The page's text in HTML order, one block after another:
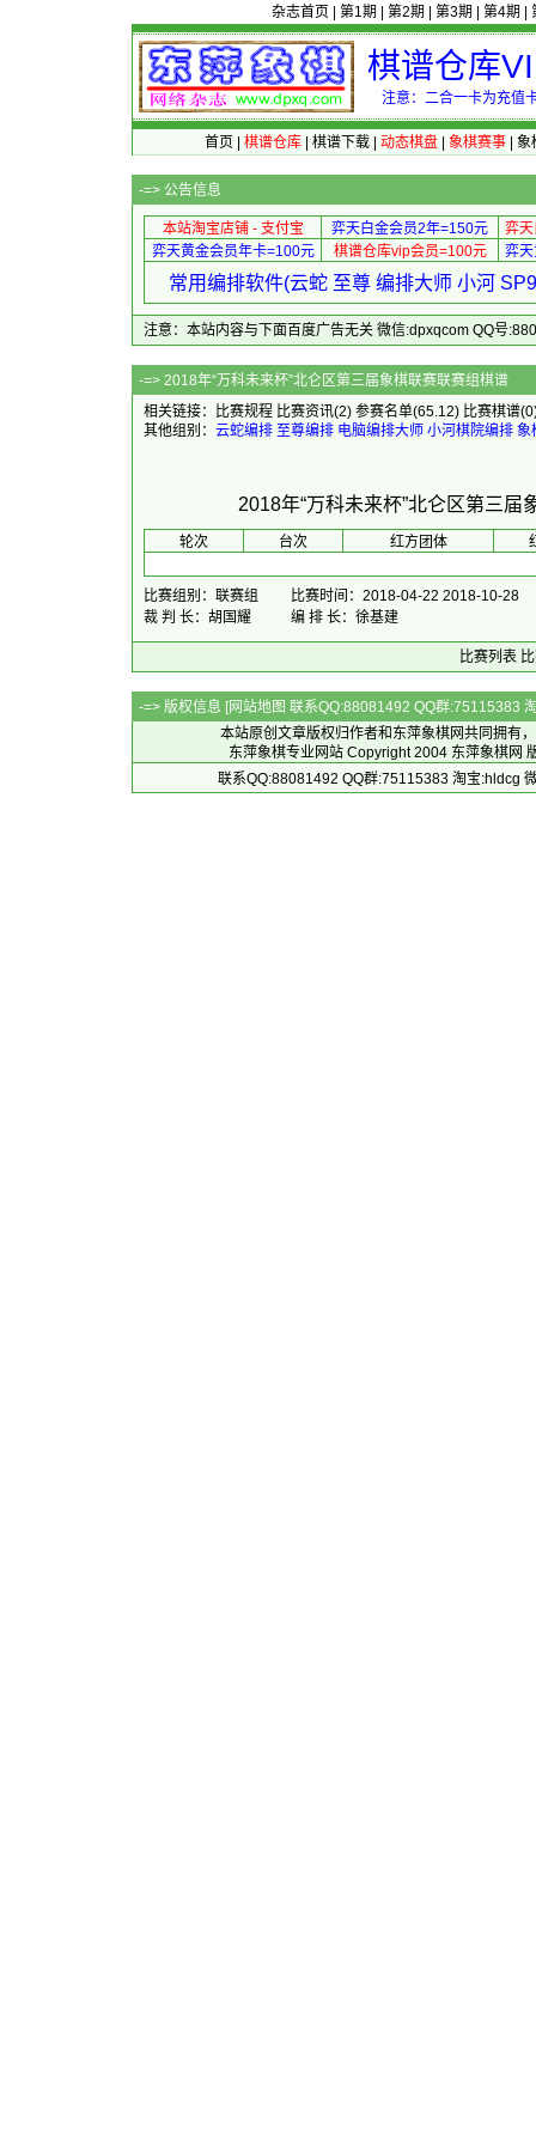
杂志首页 第1期 第2期 第3期 第4期
棋谱仓库
注意：二合一卡为充值
首页 棋谱仓库| 棋谱下载| 动态棋盘| 象棋赛事| 象
-=> 公告信息
本站淘宝店铺 - 支付宝 弈天白金会员2年=150元
弈
弈天黄金会员年卡=100元
棋谱仓库vip会员=100元 弈
常用编排软件(云蛇 至尊 编排大师 小河
注意：本站内容与下面百度广告无关 微信:dpxqcom QQ号
-=> 2018年“万科未来杯”北仑区
相关链接：
比赛规程 比赛资讯(2) 参赛名单(65.12) 比赛棋谱
其他组别： 云蛇编排 至尊编排 电脑编排大师 小河棋院编排 象
2018年“万科未来杯”北仑区第三
轮次 台次 红方团体
比赛组别：联赛组
比赛时间：2018-04-22 2018-10-28
裁 判 长：胡国耀
编 排 长：徐基建
比赛列表
-=> 版权信息 [网站地图 联系QQ:88081492 QQ群:75115383
本站原创文章版权归作者和 东萍象棋网共同拥有
东萍象棋专业网站 Copyright 2004 东萍象棋网
联系QQ:88081492 QQ群:75115383 淘宝:hldcg